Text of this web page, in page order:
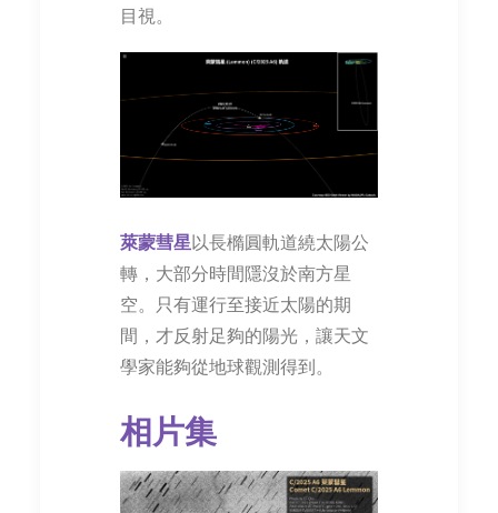
目視。
萊蒙彗星以長橢圓軌道繞太陽公
轉，大部分時間隱沒於南方星
空。只有運行至接近太陽的期
間，才反射足夠的陽光，讓天文
學家能夠從地球觀測得到。
相片集